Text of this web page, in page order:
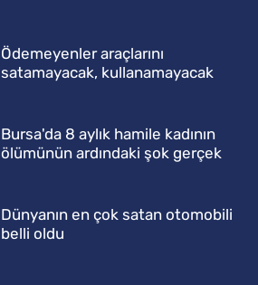
Ödemeyenler araçlarını
satamayacak, kullanamayacak
Bursa'da 8 aylık hamile kadının
ölümünün ardındaki şok gerçek
Dünyanın en çok satan otomobili
belli oldu